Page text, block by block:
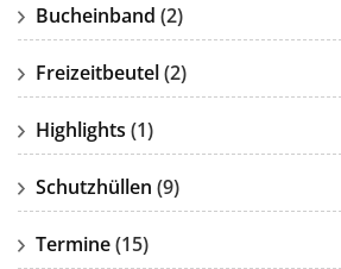
Bucheinband (2)
Freizeitbeutel(2)
Highlights (1)
Schutzhüllen (9)
Termine(15)